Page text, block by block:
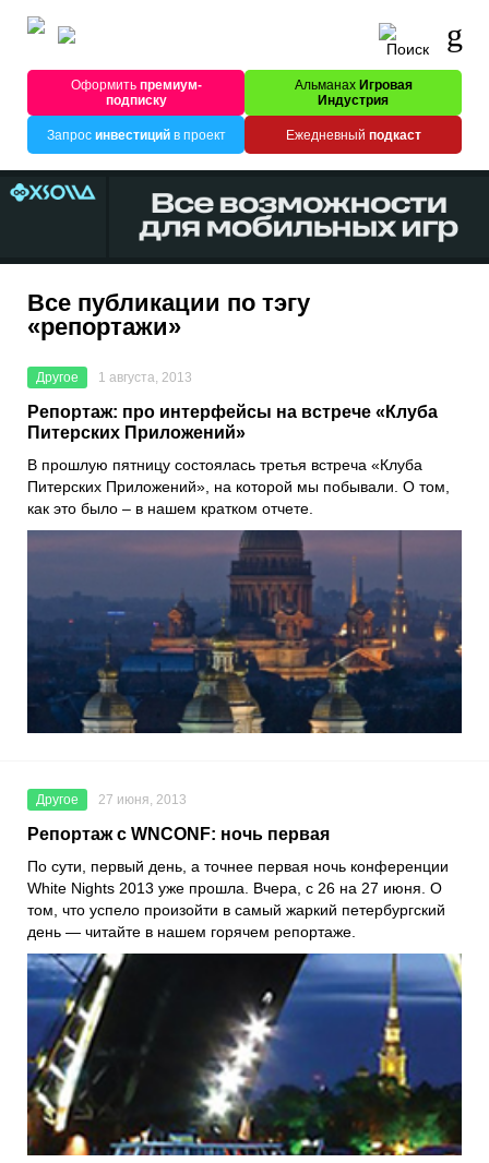
Оформитьпремиум-
подписку
Альманах Игровая
Индустрия
Запрос инвестицийв проект Ежедневный подкаст
Все публикации по тэгу
«репортажи»
Другое 1 августа, 2013
Репортаж: про интерфейсы на встрече «Клуба
Питерских Приложений»
В прошлую пятницу состоялась третья встреча «Клуба
Питерских Приложений», на которой мы побывали. О том,
как это было – в нашем кратком отчете.
Другое 27 июня, 2013
Репортаж с WNCONF: ночь первая
По сути, первый день, а точнее первая ночь конференции
White Nights 2013 уже прошла. Вчера, с 26 на 27 июня. О
том, что успело произойти в самый жаркий петербургский
день — читайте в нашем горячем репортаже.